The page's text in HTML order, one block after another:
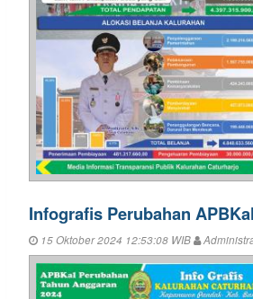
Infografis Perubahan
15 Oktober 2024 12:53:08 WIB